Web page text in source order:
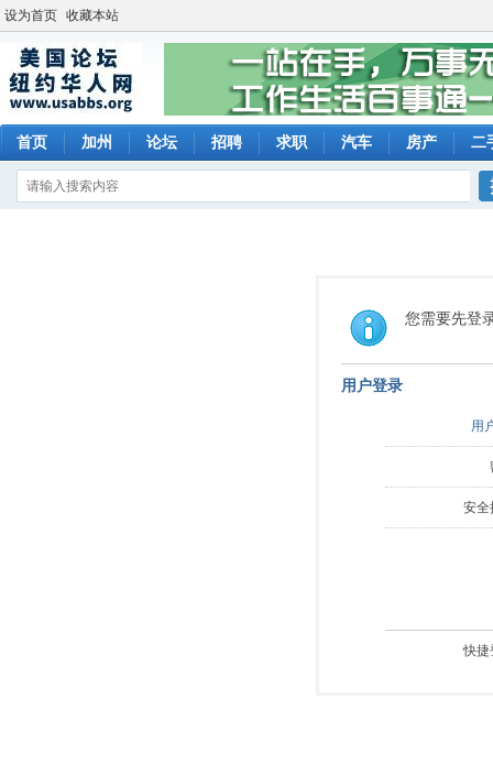
设为首页 收藏本站
首页 加州 论坛 招聘 求职 汽车 房产 二
您需要先登
用户登录
用
安全
快捷